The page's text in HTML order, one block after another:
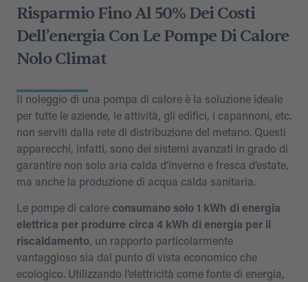
Risparmio Fino Al 50% Dei Costi
Dell’energia Con Le Pompe Di Calore
Nolo Climat
Il noleggio di una pompa di calore è la soluzione ideale
per tutte le aziende, le attività, gli edifici, i capannoni, etc.
non serviti dalla rete di distribuzione del metano. Questi
apparecchi, infatti, sono dei sistemi avanzati in grado di
garantire non solo aria calda d’inverno e fresca d’estate,
ma anche la produzione di acqua calda sanitaria.
Le pompe di calore consumano solo 1 kWh di energia
elettrica per produrre circa 4 kWh di energia per il
riscaldamento, un rapporto particolarmente
vantaggioso sia dal punto di vista economico che
ecologico. Utilizzando l’elettricità come fonte di energia,